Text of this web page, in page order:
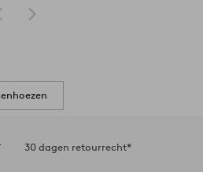
30 dagen retourrecht*